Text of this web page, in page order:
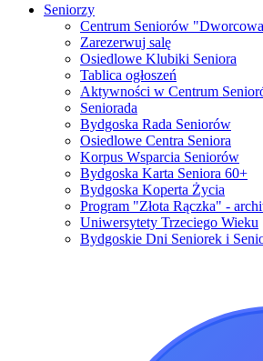
Seniorzy
Centrum Seniorów
Zarezerwuj salę
Osiedlowe Klubiki Seniora
Tablica ogłoszeń
Aktywności w Centrum
Seniorada
Bydgoska Rada Seniorów
Osiedlowe Centra Seniora
Korpus Wsparcia Seniorów
Bydgoska Karta Seniora 60+
Bydgoska Koperta Życia
Program "Złota Rączka" -
Uniwersytety Trzeciego Wieku
Bydgoskie Dni Seniorek i